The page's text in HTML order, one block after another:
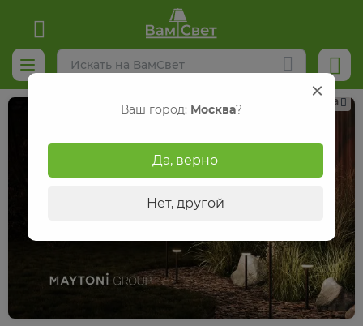
Реклама
Ваш город: Москва?
Да, верно
Нет, другой